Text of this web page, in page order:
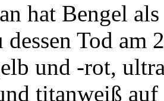
hat Bengel
Tod am
und -rot,
titanweiß